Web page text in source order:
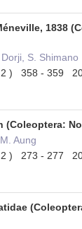
1838
S. Shimano
2 ) 358 - 359
Aung
2 ) 273 - 277